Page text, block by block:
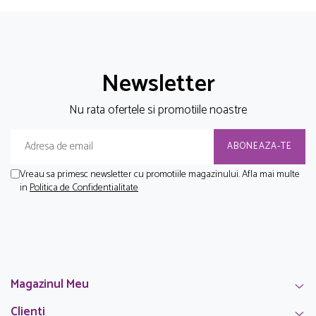
Newsletter
Nu rata ofertele si promotiile noastre
Vreau sa primesc newsletter cu promotiile magazinului. Afla mai multe
inPolitica de Confidentialitate
Magazinul Meu
Clienti